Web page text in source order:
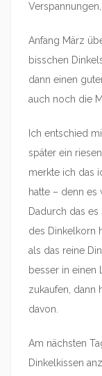
Anfang März
bisschen
dann einen
auch noch die
Ich entschied
später ein
merkte ich das
hatte – denn es
Dadurch das
des Dinkelkorn
als das reine
besser in einen
zukaufen, dann
davon.
Am nächsten
Dinkelkissen